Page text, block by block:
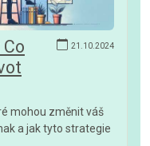
21.10.2024
mohou změnit váš
a jak tyto strategie